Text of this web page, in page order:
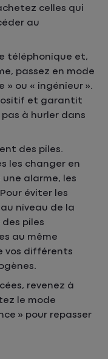
celles qui
au
téléphonique et,
passez en mode
ou « ingénieur ».
et garantit
à hurler dans
des piles.
les changer en
une alarme, les
éviter les
niveau de la
piles
au même
vos différents
revenez à
le mode
» pour repasser